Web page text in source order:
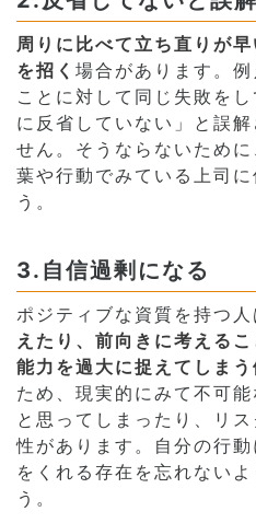
周りに比べて立ち直りが
を招く 場合があります。
ことに対して同じ失敗を
に反省していない」と誤
せん。そうならないため
葉や行動でみている上司
う。
3.自信過剰になる
ポジティブな資質を持つ人
えたり、前向きに考える
能力を過大に捉えてしまう
ため、現実的にみて不可
と思ってしまったり、リ
性があります。自分の行
をくれる存在を忘れない
う。